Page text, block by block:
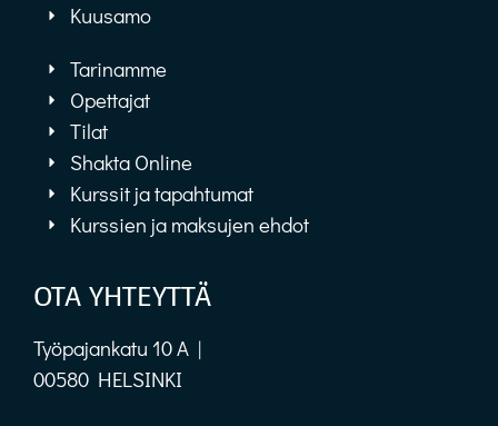
Kuusamo
Tarinamme
Opettajat
Tilat
Shakta Online
Kurssit ja tapahtumat
Kurssien ja maksujen ehdot
OTA YHTEYTTÄ
Työpajankatu 10 A |
00580 HELSINKI